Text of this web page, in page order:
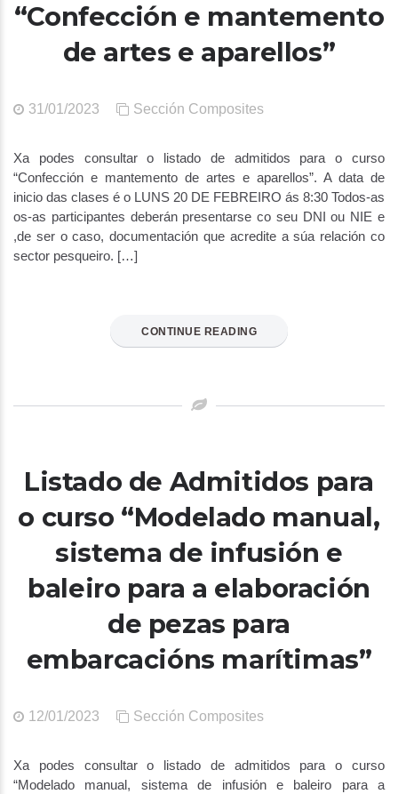
“Confección e mantemento
de artes e aparellos”
31/01/2023 Sección Composites
Xa podes consultar o listado de admitidos para o curso
“Confección e mantemento de artes e aparellos”. A data de
inicio das clases é o LUNS 20 DE FEBREIRO ás 8:30 Todos-as
os-as participantes deberán presentarse co seu DNI ou NIE e
,de ser o caso, documentación que acredite a súa relación co
sector pesqueiro. […]
CONTINUE READING
Listado de Admitidos para
o curso “Modelado manual,
sistema de infusión e
baleiro para a elaboración
de pezas para
embarcacións marítimas”
12/01/2023 Sección Composites
Xa podes consultar o listado de admitidos para o curso
“Modelado manual, sistema de infusión e baleiro para a